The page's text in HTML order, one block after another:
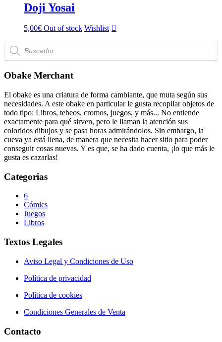
Doji Yosai
5,00€ Out of stock Wishlist
Búsqueda
de
productos
Obake Merchant
El obake es una criatura de forma cambiante, que muta según sus
necesidades. A este obake en particular le gusta recopilar objetos de
todo tipo: Libros, tebeos, cromos, juegos, y más... No entiende
exactamente para qué sirven, pero le llaman la atención sus
coloridos dibujos y se pasa horas admirándolos. Sin embargo, la
cueva ya está llena, de manera que necesita hacer sitio para poder
conseguir cosas nuevas. Y es que, se ha dado cuenta, ¡lo que más le
gusta es cazarlas!
Categorias
6
Cómics
Juegos
Libros
Textos Legales
Aviso Legal y Condiciones de Uso
Política de privacidad
Política de cookies
Condiciones Generales de Venta
Contacto